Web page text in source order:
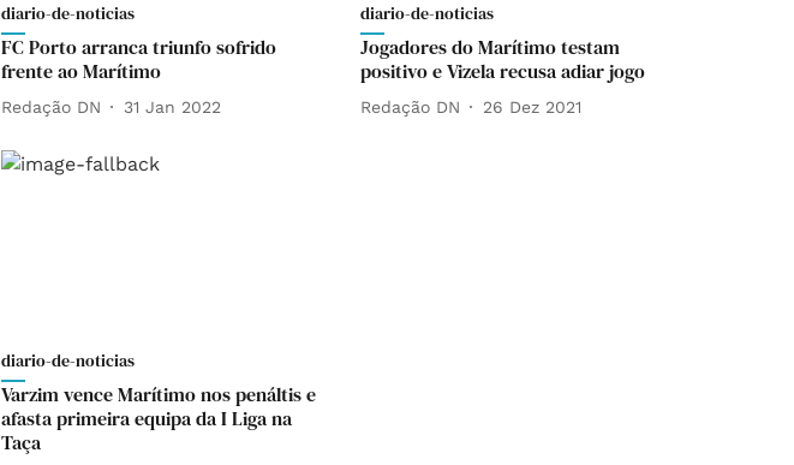
diario-de-noticias
FC Porto arranca triunfo sofrido
frente ao Marítimo
Redação DN 31 Jan 2022
diario-de-noticias
Jogadores do Marítimo testam
positivo e Vizela recusa adiar jogo
Redação DN 26 Dez 2021
diario-de-noticias
Varzim vence Marítimo nos penáltis e
afasta primeira equipa da I Liga na
Taça